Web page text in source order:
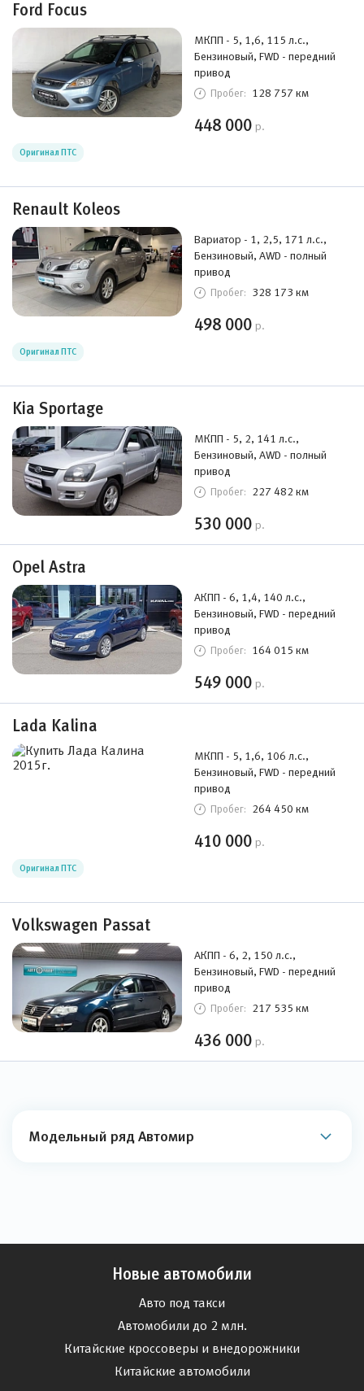
Ford Focus
МКПП - 5, 1,6, 115 л.с.,
Бензиновый, FWD - передний
привод
Пробег: 128 757 км
448 000 р.
Оригинал ПТС
Renault Koleos
Вариатор - 1, 2,5, 171 л.с.,
Бензиновый, AWD - полный
привод
Пробег: 328 173 км
498 000 р.
Оригинал ПТС
Kia Sportage
МКПП - 5, 2, 141 л.с.,
Бензиновый, AWD - полный
привод
Пробег: 227 482 км
530 000 р.
Opel Astra
АКПП - 6, 1,4, 140 л.с.,
Бензиновый, FWD - передний
привод
Пробег: 164 015 км
549 000 р.
Lada Kalina
МКПП - 5, 1,6, 106 л.с.,
Бензиновый, FWD - передний
привод
Пробег: 264 450 км
410 000 р.
Оригинал ПТС
Volkswagen Passat
АКПП - 6, 2, 150 л.с.,
Бензиновый, FWD - передний
привод
Пробег: 217 535 км
436 000 р.
Модельный ряд Автомир
Новые автомобили
Авто под такси
Автомобили до 2 млн.
Китайские кроссоверы и внедорожники
Китайские автомобили